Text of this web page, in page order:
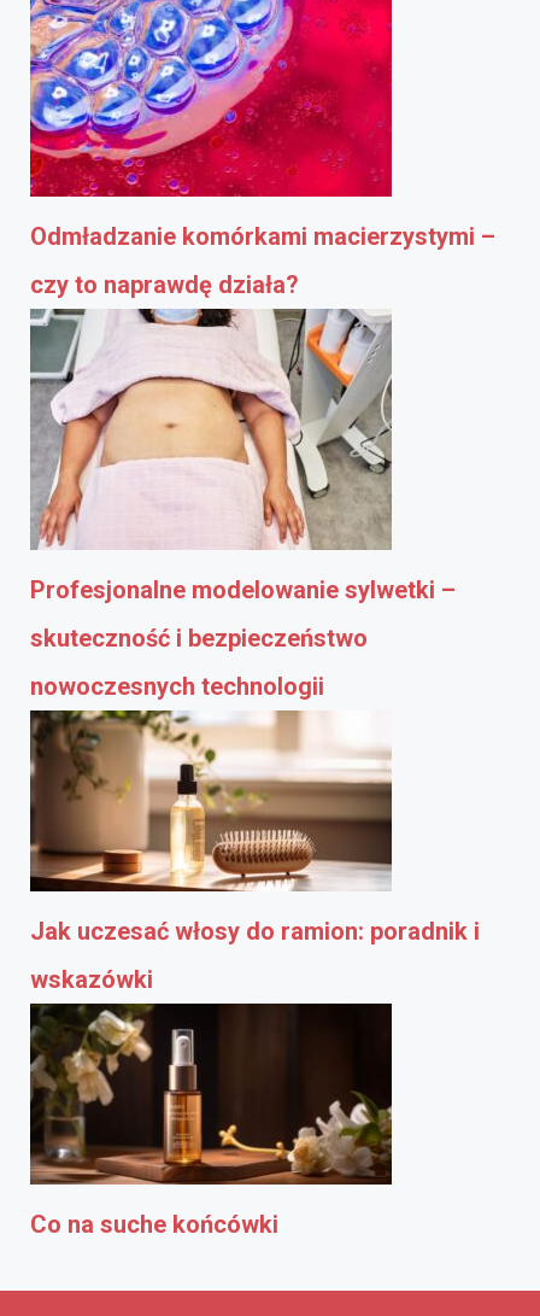
Odmładzanie komórkami macierzystymi –
czy to naprawdę działa?
Profesjonalne modelowanie sylwetki –
skuteczność i bezpieczeństwo
nowoczesnych technologii
Jak uczesać włosy do ramion: poradnik i
wskazówki
Co na suche końcówki